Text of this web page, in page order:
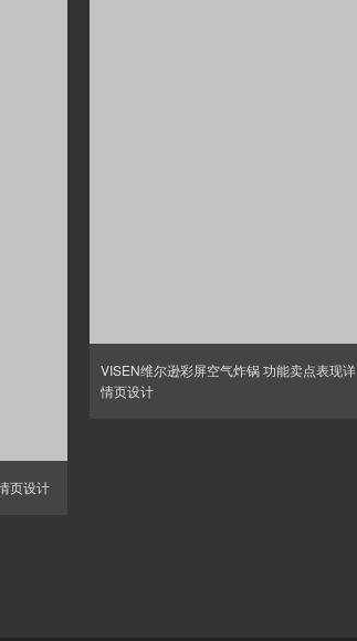
页设计
VISEN维尔逊彩屏空气炸锅 功能卖点表现详
情页设计